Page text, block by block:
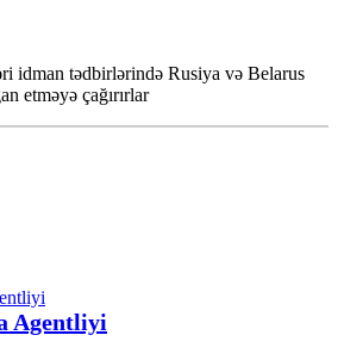
idman tədbirlərində Rusiya və Belarus
etməyə çağırırlar
Agentliyi